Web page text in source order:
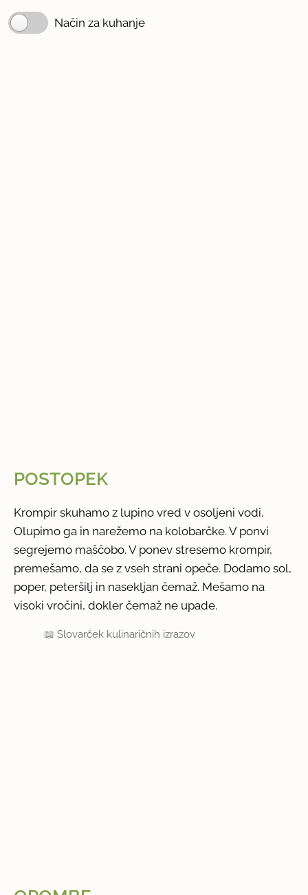
Način za kuhanje
POSTOPEK
Krompir skuhamo z lupino vred v osoljeni vodi.
Olupimo ga in narežemo na kolobarčke. V ponvi
segrejemo maščobo. V ponev stresemo krompir,
premešamo, da se z vseh strani opeče. Dodamo sol,
poper, peteršilj in nasekljan čemaž. Mešamo na
visoki vročini, dokler čemaž ne upade.
📖Slovarček kulinaričnih izrazov